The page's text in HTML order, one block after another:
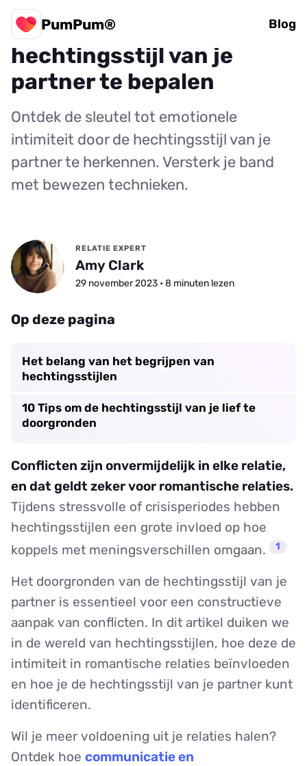
PumPum® Blog
Insider's guide: Hoe de
hechtingsstijl van je
partner te bepalen
Ontdek de sleutel tot emotionele
intimiteit door de hechtingsstijl van je
partner te herkennen. Versterk je band
met bewezen technieken.
RELATIE EXPERT
Amy Clark
29 november 2023 • 8 minuten lezen
Op deze pagina
Het belang van het begrijpen van
hechtingsstijlen
10 Tips om de hechtingsstijl van je lief te
doorgronden
Conflicten zijn onvermijdelijk in elke relatie,
en dat geldt zeker voor romantische relaties.
Tijdens stressvolle of crisisperiodes hebben
hechtingsstijlen een grote invloed op hoe
koppels met meningsverschillen omgaan.
1
Het doorgronden van de hechtingsstijl van je
partner is essentieel voor een constructieve
aanpak van conflicten. In dit artikel duiken we
in de wereld van hechtingsstijlen, hoe deze de
intimiteit in romantische relaties beïnvloeden
en hoe je de hechtingsstijl van je partner kunt
identificeren.
Wil je meer voldoening uit je relaties halen?
Ontdek hoe communicatie en